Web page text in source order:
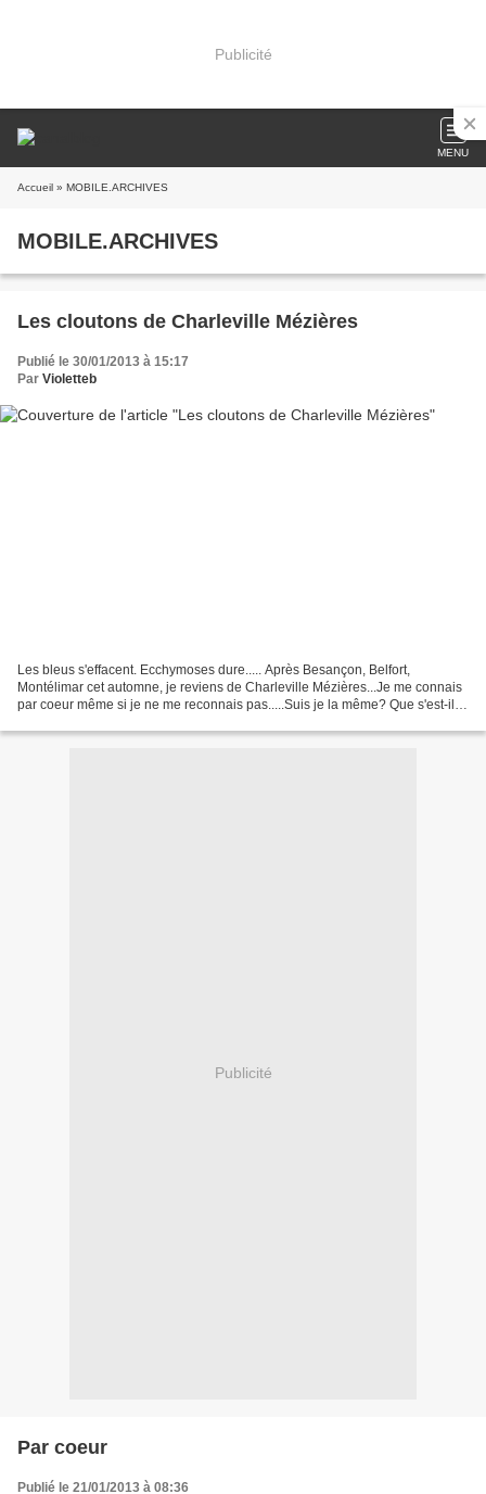
Publicité
MENU
Accueil » MOBILE.ARCHIVES
MOBILE.ARCHIVES
Les cloutons de Charleville Mézières
Publié le 30/01/2013 à 15:17
Par Violetteb
Les bleus s'effacent. Ecchymoses dure..... Après Besançon, Belfort,
Montélimar cet automne, je reviens de Charleville Mézières...Je me connais
par coeur même si je ne me reconnais pas.....Suis je la même? Que s'est-il
Publicité
Par coeur
Publié le 21/01/2013 à 08:36